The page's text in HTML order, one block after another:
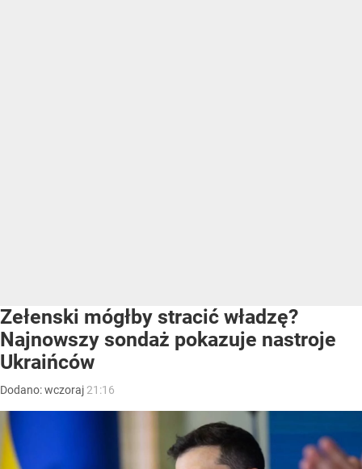
Zełenski mógłby stracić władzę?
Najnowszy sondaż pokazuje nastroje
Ukraińców
Dodano:wczoraj 21:16